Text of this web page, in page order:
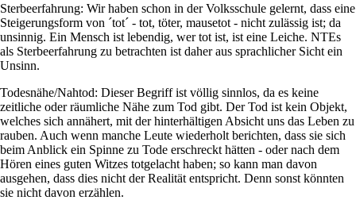
Sterbeerfahrung: Wir haben schon in der Volksschule gelernt, dass eine
Steigerungsform von ´tot´ - tot, töter, mausetot - nicht zulässig ist; da
unsinnig. Ein Mensch ist lebendig, wer tot ist, ist eine Leiche. NTEs
als Sterbeerfahrung zu betrachten ist daher aus sprachlicher Sicht ein
Unsinn.
Todesnähe/Nahtod: Dieser Begriff ist völlig sinnlos, da es keine
zeitliche oder räumliche Nähe zum Tod gibt. Der Tod ist kein Objekt,
welches sich annähert, mit der hinterhältigen Absicht uns das Leben zu
rauben. Auch wenn manche Leute wiederholt berichten, dass sie sich
beim Anblick ein Spinne zu Tode erschreckt hätten - oder nach dem
Hören eines guten Witzes totgelacht haben; so kann man davon
ausgehen, dass dies nicht der Realität entspricht. Denn sonst könnten
sie nicht davon erzählen.